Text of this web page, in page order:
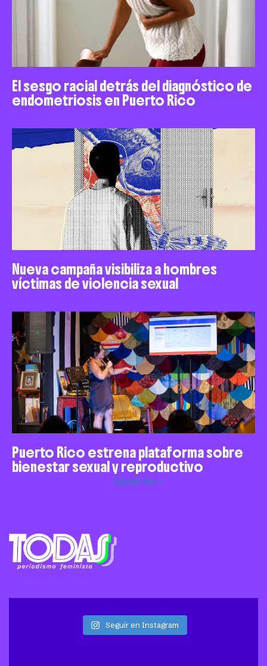
El sesgo racial detrás del diagnóstico de
endometriosis en Puerto Rico
Nueva campaña visibiliza a hombres
víctimas de violencia sexual
Puerto Rico estrena plataforma sobre
bienestar sexual y reproductivo
Siguiente »
Seguir en Instagram